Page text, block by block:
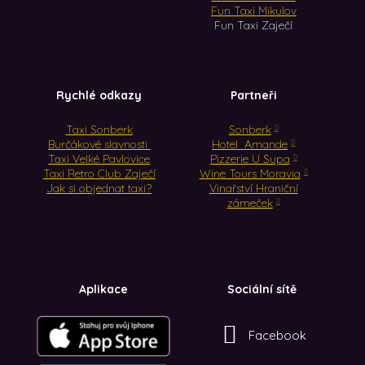
Fun Taxi Mikulov
Fun Taxi Zaječí
Rychlé odkazy
Taxi Sonberk
Burčákové slavnosti
Taxi Velké Pavlovice
Taxi Retro Club Zaječí
Jak si objednat taxi?
Partneři
Sonberk
Hotel Amande
Pizzerie U Supa
Wine Tours Moravia
Vinařství Hraniční
zámeček
Aplikace Sociální sítě
Facebook